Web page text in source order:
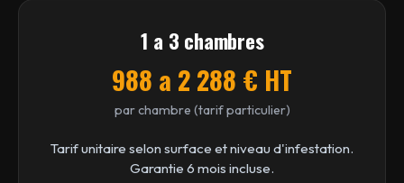
1 a 3 chambres
988 a 2 288 € HT
par chambre (tarif particulier)
Tarif unitaire selon surface et niveau d'infestation.
Garantie 6 mois incluse.